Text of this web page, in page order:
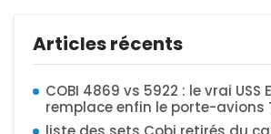
Articles récents
COBI 4869 vs 5922 : le vrai USS
remplace enfin le porte-avions